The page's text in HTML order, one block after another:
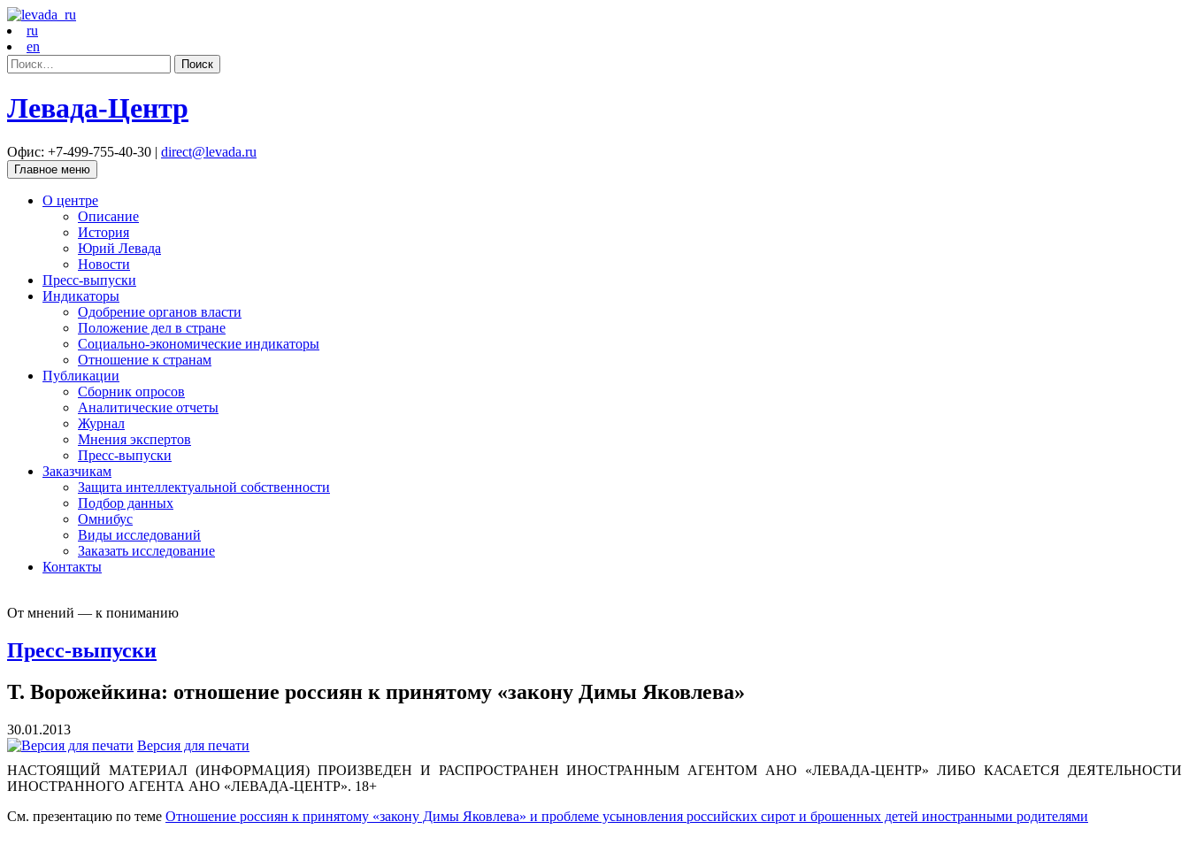
ru
en
Найти:
Левада-Центр
Офис: +7-499-755-40-30 | direct@levada.ru
Главное меню
О центре
Описание
История
Юрий Левада
Новости
Пресс-выпуски
Индикаторы
Одобрение органов власти
Положение дел в стране
Социально-экономические индикаторы
Отношение к странам
Публикации
Сборник опросов
Аналитические отчеты
Журнал
Мнения экспертов
Пресс-выпуски
Заказчикам
Защита интеллектуальной собственности
Подбор данных
Омнибус
Виды исследований
Заказать исследование
Контакты
От мнений — к пониманию
Пресс-выпуски
Т. Ворожейкина: отношение россиян к принятому «закону Димы Яковлева»
30.01.2013
Версия для печати
НАСТОЯЩИЙ МАТЕРИАЛ (ИНФОРМАЦИЯ) ПРОИЗВЕДЕН И РАСПРОСТРАНЕН ИНОСТРАННЫМ АГЕНТОМ АНО «ЛЕВАДА-ЦЕНТР» ЛИБО КАСАЕТСЯ ДЕЯТЕЛЬНОСТИ
ИНОСТРАННОГО АГЕНТА АНО «ЛЕВАДА-ЦЕНТР». 18+
См. презентацию по теме Отношение россиян к принятому «закону Димы Яковлева» и проблеме усыновления российских сирот и брошенных детей иностранными родителями